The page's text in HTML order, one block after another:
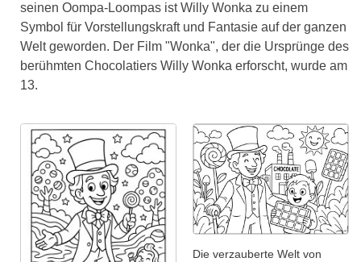
seinen Oompa-Loompas ist Willy Wonka zu einem
Symbol für Vorstellungskraft und Fantasie auf der ganzen
Welt geworden. Der Film "Wonka", der die Ursprünge des
berühmten Chocolatiers Willy Wonka erforscht, wurde am
13.
Die verzauberte Welt von